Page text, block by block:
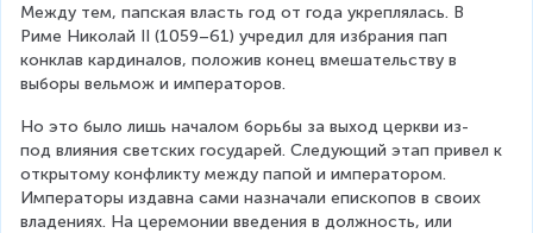
Между тем, папская власть год от года укреплялась. В
Риме Николай II (1059–61) учредил для избрания пап
конклав кардиналов, положив конец вмешательству в
выборы вельмож и императоров.
Но это было лишь началом борьбы за выход церкви из-
под влияния светских государей. Следующий этап привел к
открытому конфликту между папой и императором.
Императоры издавна сами назначали епископов в своих
владениях. На церемонии введения в должность, или